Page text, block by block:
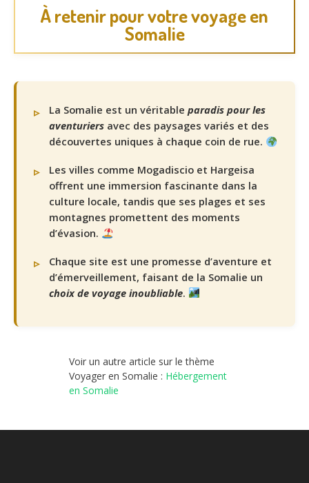
À retenir pour votre voyage en
Somalie
La Somalie est un véritable paradis pour les
aventuriers avec des paysages variés et des
découvertes uniques à chaque coin de rue.
Les villes comme Mogadiscio et Hargeisa
offrent une immersion fascinante dans la
culture locale, tandis que ses plages et ses
montagnes promettent des moments
d’évasion.
Chaque site est une promesse d’aventure et
d’émerveillement, faisant de la Somalie un
choix de voyage inoubliable.
Voir un autre article sur le thème
Voyager en Somalie : Hébergement
en Somalie